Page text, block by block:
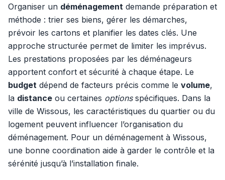
Organiser un déménagement demande préparation et
méthode : trier ses biens, gérer les démarches,
prévoir les cartons et planifier les dates clés. Une
approche structurée permet de limiter les imprévus.
Les prestations proposées par les déménageurs
apportent confort et sécurité à chaque étape. Le
budget dépend de facteurs précis comme le volume,
la distance ou certaines optionsspécifiques. Dans la
ville de Wissous, les caractéristiques du quartier ou du
logement peuvent influencer l’organisation du
déménagement. Pour un déménagement à Wissous,
une bonne coordination aide à garder le contrôle et la
sérénité jusqu’à l’installation finale.